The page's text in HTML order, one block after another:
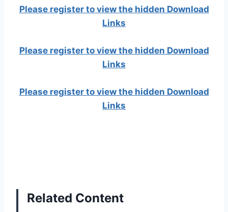
Please register to view the hidden Download
Links
Please register to view the hidden Download
Links
Please register to view the hidden Download
Links
Related Content